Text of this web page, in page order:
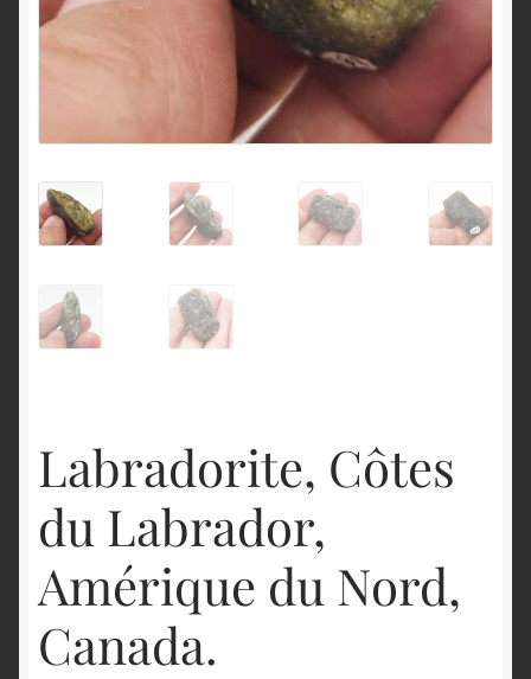
Labradorite, Côtes
du Labrador,
Amérique du Nord,
Canada.